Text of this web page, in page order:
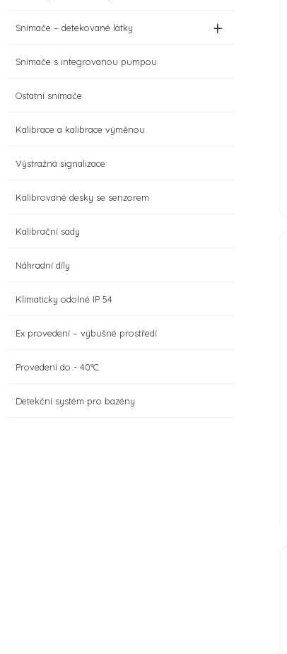
Snímače – detekované látky +
Snímače s integrovanou pumpou
Ostatní snímače
Kalibrace a kalibrace výměnou
Výstražná signalizace
Kalibrované desky se senzorem
Kalibrační sady
Náhradní díly
Klimaticky odolné IP 54
Ex provedení – výbušné prostředí
Provedení do - 40°C
Detekční systém pro bazény